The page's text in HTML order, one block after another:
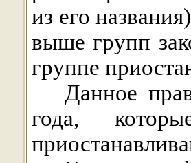
из его
выше групп
группе
Данное
года,